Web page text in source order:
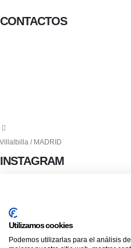
CONTACTOS
Villalbilla / MADRID
INSTAGRAM
ENLACES
Contacta
Utilizamos cookies
Podemos utilizarlas para el análisis